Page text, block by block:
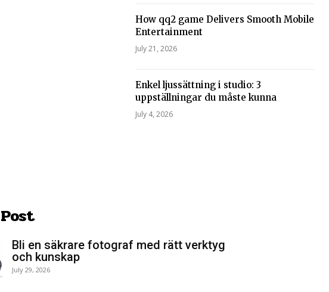
How qq2 game Delivers Smooth Mobile
Entertainment
July 21, 2026
Enkel ljussättning i studio: 3
uppställningar du måste kunna
July 4, 2026
Bli en säkrare fotograf med rätt verktyg
och kunskap
July 29, 2026